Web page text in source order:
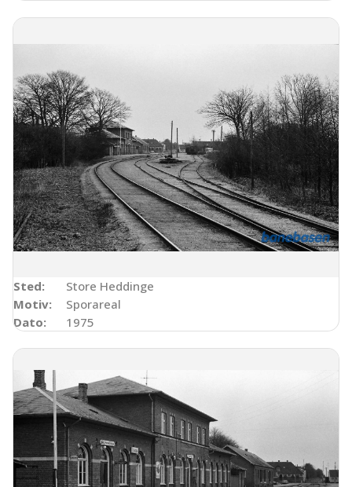
Sted:
Store Heddinge
Motiv:
Sporareal
Dato:
1975